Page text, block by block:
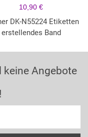
10,90 €
DK-N55224 Etiketten
erstellendes Band
keine Angebote